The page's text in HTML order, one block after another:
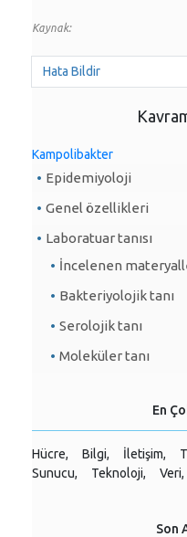
Kaynak:
Hata Bildir
Kampolibakter
Epidemiyoloji
Genel özellikleri
Laboratuar tanısı
İncelenen
Bakteriyolojik tanı
Serolojik tanı
Moleküler tanı
En
Hücre, Bilgi, İletişim,
Sunucu,
Teknoloji, Veri,
Son